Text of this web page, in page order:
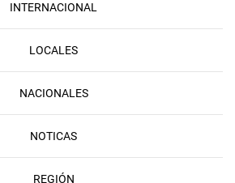
INTERNACIONAL
LOCALES
NACIONALES
NOTICAS
REGIÓN